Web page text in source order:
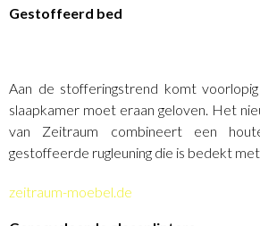
Gestoffeerd bed
Aan de stofferingstrend komt
slaapkamer moet eraan geloven. Het
van Zeitraum combineert een
gestoffeerde rugleuning die is bedekt
zeitraum-moebel.de